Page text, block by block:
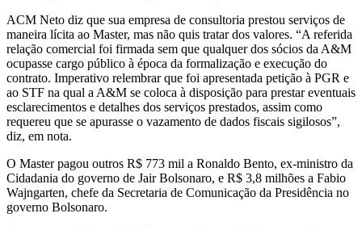
ACM Neto diz que sua empresa de consultoria prestou serviços de
maneira lícita ao Master, mas não quis tratar dos valores. “A referida
relação comercial foi firmada sem que qualquer dos sócios da A&M
ocupasse cargo público à época da formalização e execução do
contrato. Imperativo relembrar que foi apresentada petição à PGR e
ao STF na qual a A&M se coloca à disposição para prestar eventuais
esclarecimentos e detalhes dos serviços prestados, assim como
requereu que se apurasse o vazamento de dados fiscais sigilosos”,
diz, em nota.
O Master pagou outros R$ 773 mil a Ronaldo Bento, ex-ministro da
Cidadania do governo de Jair Bolsonaro, e R$ 3,8 milhões a Fabio
Wajngarten, chefe da Secretaria de Comunicação da Presidência no
governo Bolsonaro.